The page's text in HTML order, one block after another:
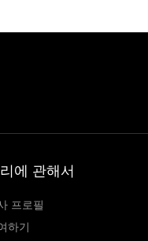
에 관해서
프로필
하기